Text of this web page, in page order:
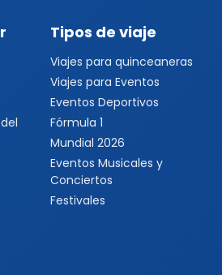
Tipos de viaje
Viajes para quinceaneras
Viajes para Eventos
Eventos Deportivos
Fórmula 1
Mundial 2026
Eventos Musicales y
Conciertos
Festivales